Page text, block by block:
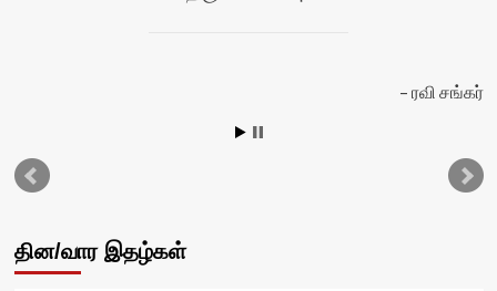
ரவி சங்கர்
தின/வார இதழ்கள்